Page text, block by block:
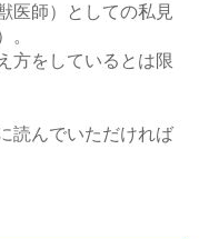
医師）としての私見
。
方をしているとは限
読んでいただければ